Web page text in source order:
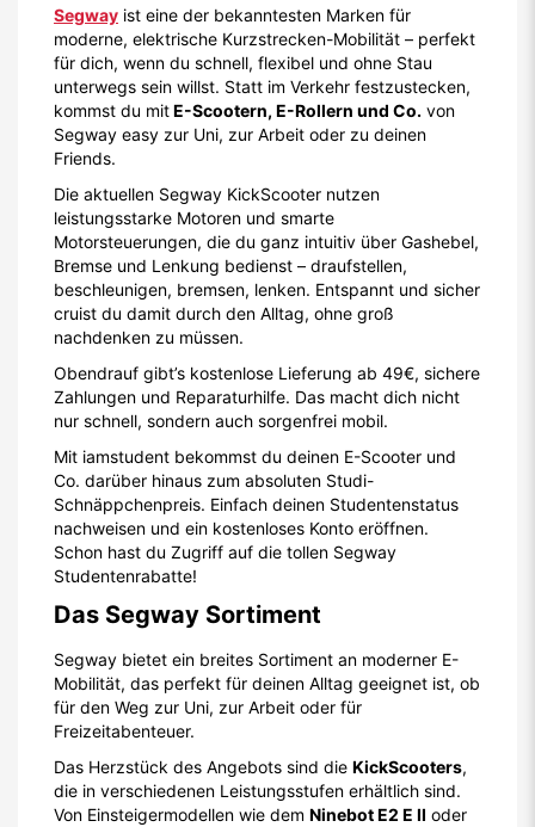
Segway ist eine der bekanntesten Marken für
moderne, elektrische Kurzstrecken-Mobilität – perfekt
für dich, wenn du schnell, flexibel und ohne Stau
unterwegs sein willst. Statt im Verkehr festzustecken,
kommst du mitE-Scootern, E-Rollern und Co. von
Segway easy zur Uni, zur Arbeit oder zu deinen
Friends.
Die aktuellen Segway KickScooter nutzen
leistungsstarke Motoren und smarte
Motorsteuerungen, die du ganz intuitiv über Gashebel,
Bremse und Lenkung bedienst – draufstellen,
beschleunigen, bremsen, lenken. Entspannt und sicher
cruist du damit durch den Alltag, ohne groß
nachdenken zu müssen.
Obendrauf gibt’s kostenlose Lieferung ab 49€, sichere
Zahlungen und Reparaturhilfe. Das macht dich nicht
nur schnell, sondern auch sorgenfrei mobil.
Mit iamstudent bekommst du deinen E-Scooter und
Co. darüber hinaus zum absoluten Studi-
Schnäppchenpreis. Einfach deinen Studentenstatus
nachweisen und ein kostenloses Konto eröffnen.
Schon hast du Zugriff auf die tollen Segway
Studentenrabatte!
Das Segway Sortiment
Segway bietet ein breites Sortiment an moderner E-
Mobilität, das perfekt für deinen Alltag geeignet ist, ob
für den Weg zur Uni, zur Arbeit oder für
Freizeitabenteuer.
Das Herzstück des Angebots sind die KickScooters,
die in verschiedenen Leistungsstufen erhältlich sind.
Von Einsteigermodellen wie dem Ninebot E2 E II oder